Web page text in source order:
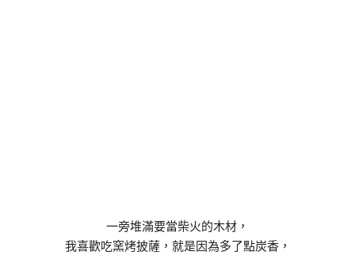
一旁堆滿要當柴火的木材，
我喜歡吃窯烤披薩，就是因為多了點炭香，